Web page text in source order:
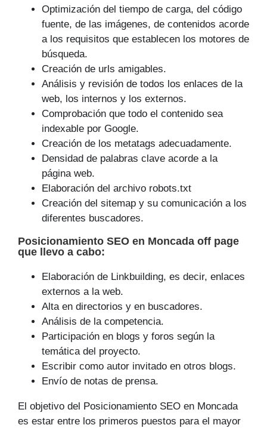
Optimización del tiempo de carga, del código
fuente, de las imágenes, de contenidos acorde
a los requisitos que establecen los motores de
búsqueda.
Creación de urls amigables.
Análisis y revisión de todos los enlaces de la
web, los internos y los externos.
Comprobación que todo el contenido sea
indexable por Google.
Creación de los metatags adecuadamente.
Densidad de palabras clave acorde a la
página web.
Elaboración del archivo robots.txt
Creación del sitemap y su comunicación a los
diferentes buscadores.
Posicionamiento SEO en Moncada off page
que
llevo a cabo:
Elaboración de Linkbuilding, es decir, enlaces
externos a la web.
Alta en directorios y en buscadores.
Análisis de la competencia.
Participación en blogs y foros según la
temática del proyecto.
Escribir como autor invitado en otros blogs.
Envío de notas de prensa.
El objetivo del Posicionamiento SEO en Moncada
es estar entre los primeros puestos para el mayor